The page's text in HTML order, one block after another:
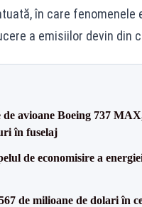
în care fenomenele
a emisiilor devin din
avioane Boeing 737
în fuselaj
de economisire a
de milioane de dolari în